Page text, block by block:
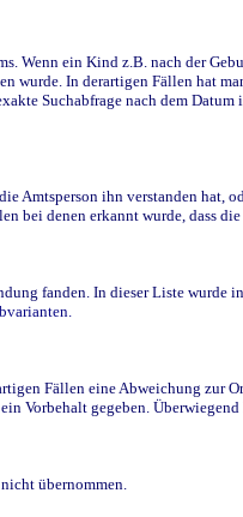
Wenn ein Kind z.B. nach der
In derartigen Fällen hat
Suchabfrage nach dem
ihn verstanden hat,
bei denen erkannt wurde, dass
fanden. In dieser Liste wurde
Fällen eine Abweichung zur
Vorbehalt gegeben.
übernommen.